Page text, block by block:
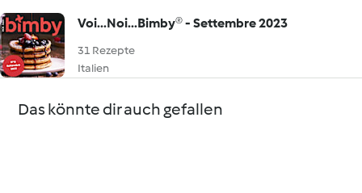
Voi...Noi...Bimby® - Settembre 2023
31 Rezepte
Italien
Das könnte dir auch gefallen